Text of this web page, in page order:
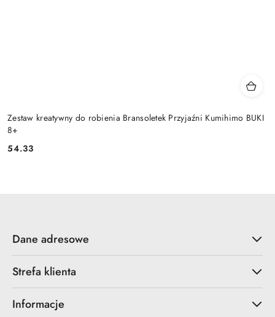
Zestaw kreatywny do robienia Bransoletek Przyjaźni Kumihimo BUKI
8+
Cena:
54.33
Dane adresowe
Strefa klienta
Informacje